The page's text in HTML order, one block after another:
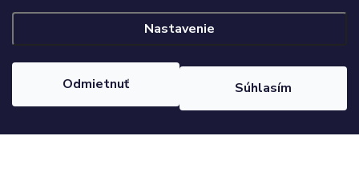
Nastavenie
Odmietnuť Súhlasím
Vytvoril Shoptet Premium
práva vyhradené.Upraviť nastavenie cookies